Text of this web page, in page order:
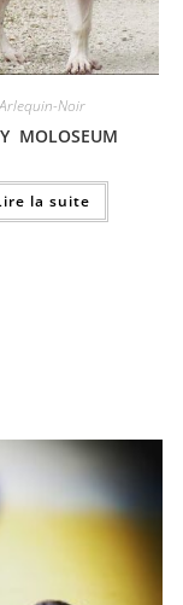
Arlequin-Noir
MOLOSEUM
la suite